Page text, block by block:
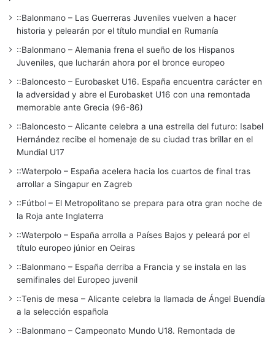
::Balonmano – Las Guerreras Juveniles vuelven a hacer
historia y pelearán por el título mundial en Rumanía
::Balonmano – Alemania frena el sueño de los Hispanos
Juveniles, que lucharán ahora por el bronce europeo
::Baloncesto – Eurobasket U16. España encuentra carácter en
la adversidad y abre el Eurobasket U16 con una remontada
memorable ante Grecia (96-86)
::Baloncesto – Alicante celebra a una estrella del futuro: Isabel
Hernández recibe el homenaje de su ciudad tras brillar en el
Mundial U17
::Waterpolo – España acelera hacia los cuartos de final tras
arrollar a Singapur en Zagreb
::Fútbol – El Metropolitano se prepara para otra gran noche de
la Roja ante Inglaterra
::Waterpolo – España arrolla a Países Bajos y peleará por el
título europeo júnior en Oeiras
::Balonmano – España derriba a Francia y se instala en las
semifinales del Europeo juvenil
::Tenis de mesa – Alicante celebra la llamada de Ángel Buendía
a la selección española
::Balonmano – Campeonato Mundo U18. Remontada de